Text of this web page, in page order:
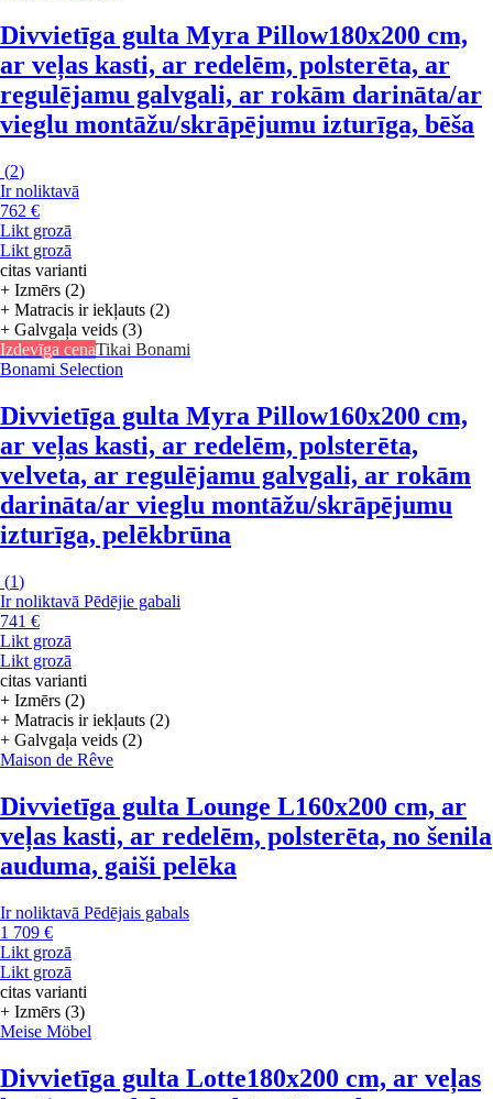
Divvietīga gulta Myra Pillow180x200 cm,
ar veļas kasti, ar redelēm, polsterēta, ar
regulējamu galvgali, ar rokām darināta/ar
vieglu montāžu/skrāpējumu izturīga, bēša
(2)
Ir noliktavā
762 €
Likt grozā
Likt grozā
citas varianti
+ Izmērs (2)
+ Matracis ir iekļauts (2)
+ Galvgaļa veids (3)
Izdevīga cenaTikai Bonami
Bonami Selection
Divvietīga gulta Myra Pillow160x200 cm,
ar veļas kasti, ar redelēm, polsterēta,
velveta, ar regulējamu galvgali, ar rokām
darināta/ar vieglu montāžu/skrāpējumu
izturīga, pelēkbrūna
(1)
Ir noliktavā Pēdējie gabali
741 €
Likt grozā
Likt grozā
citas varianti
+ Izmērs (2)
+ Matracis ir iekļauts (2)
+ Galvgaļa veids (2)
Maison de Rêve
Divvietīga gulta Lounge L160x200 cm, ar
veļas kasti, ar redelēm, polsterēta, no šenila
auduma, gaiši pelēka
Ir noliktavā Pēdējais gabals
1 709 €
Likt grozā
Likt grozā
citas varianti
+ Izmērs (3)
Meise Möbel
Divvietīga gulta Lotte180x200 cm, ar veļas